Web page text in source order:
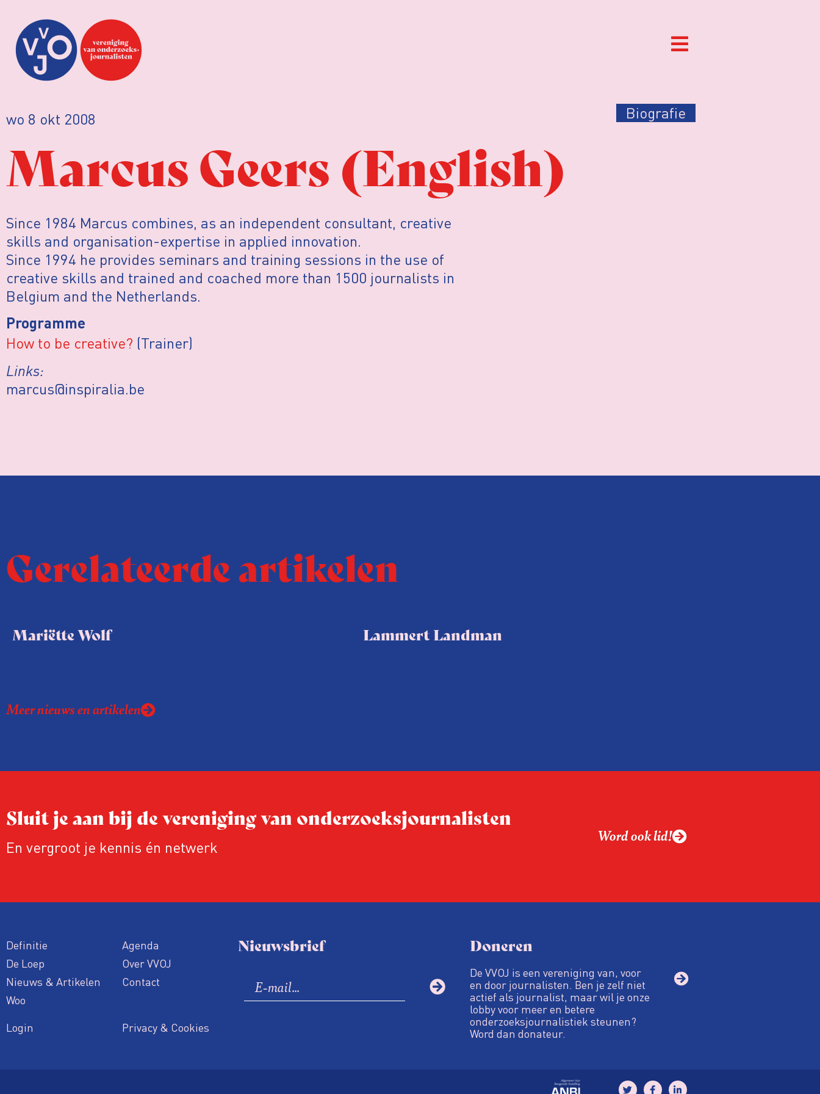
wo 8 okt 2008 Biografie
Marcus Geers (English)
Since 1984 Marcus combines, as an independent consultant, creative
skills and organisation-expertise in applied innovation.
Since 1994 he provides seminars and training sessions in the use of
creative skills and trained and coached more than 1500 journalists in
Belgium and the Netherlands.
Programme
How to be creative? (Trainer)
Links:
marcus@inspiralia.be
Gerelateerde artikelen
Mariëtte Wolf Lammert Landman
Meer nieuws en artikelen
Sluit je aan bij de vereniging van onderzoeksjournalisten
En vergroot je kennis én netwerk
Word ook lid!
Definitie
De Loep
Nieuws & Artikelen
Woo
Agenda
Over VVOJ
Contact
Login Privacy & Cookies
Nieuwsbrief Doneren
De VVOJ is een vereniging van, voor
en door journalisten. Ben je zelf niet
actief als journalist, maar wil je onze
lobby voor meer en betere
onderzoeksjournalistiek steunen?
Word dan donateur.